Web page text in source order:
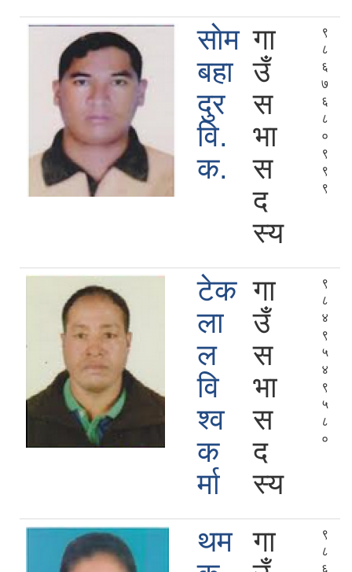
साेम
बहा
दुर
वि.
क.
गा
उँ
स
भा
स
द
स्य
९
८
६
७
६
८
०
९
९
९
टेक
ला
ल
वि
श्व
क
र्मा
गा
उँ
स
भा
स
द
स्य
९
८
४
९
५
४
९
५
८
०
थम
गा
९
८
६